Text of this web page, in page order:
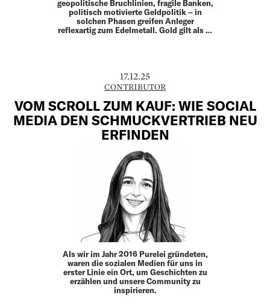
geopolitische Bruchlinien, fragile Banken,
politisch ­motivierte Geldpolitik – in
solchen Phasen greifen Anleger
reflexartig zum Edelmetall. Gold gilt als …
17.12.25
CONTRIBUTOR
VOM SCROLL ZUM KAUF: WIE SOCIAL
MEDIA DEN SCHMUCKVERTRIEB NEU
ERFINDEN
Als wir im Jahr 2016 ­Purelei gründeten,
waren die sozialen Medien für uns in
erster Linie ein Ort, um Geschichten zu
erzählen und unsere Community zu
inspirieren.